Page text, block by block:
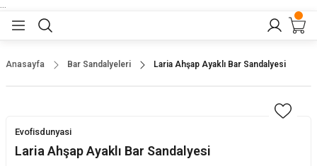
Anasayfa Bar Sandalyeleri Laria Ahşap Ayaklı Bar Sandalyesi
Evofisdunyasi
Laria Ahşap Ayaklı Bar Sandalyesi